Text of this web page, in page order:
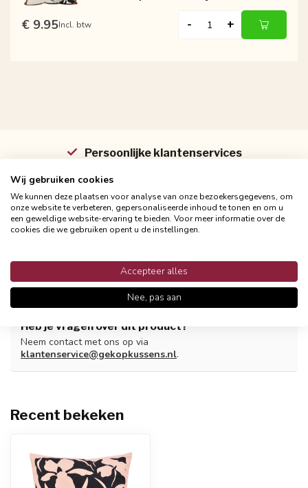
€ 9.95Incl. btw - +
Persoonlijke klantenservices
Productomschrijving
Heb je vragen over dit product?
Neem contact met ons op via
klantenservice@gekopkussens.nl.
Recent bekeken
Wij gebruiken cookies
We kunnen deze plaatsen voor analyse van onze bezoekersgegevens, om
onze website te verbeteren, gepersonaliseerde inhoud te tonen en om u
een geweldige website-ervaring te bieden. Voor meer informatie over de
cookies die we gebruiken opent u de instellingen.
Accepteer alles
Nee, pas aan